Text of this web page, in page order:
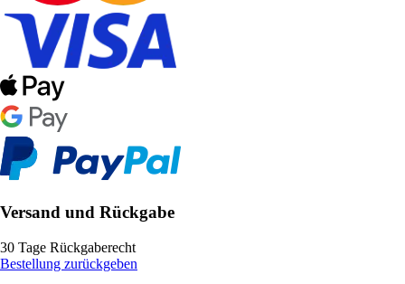
Versand und Rückgabe
30 Tage Rückgaberecht
Bestellung zurückgeben